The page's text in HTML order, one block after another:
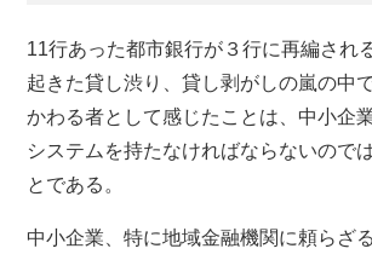
11行あった都市銀行が３行に再編され
起きた貸し渋り、貸し剥がしの嵐の中
かわる者として感じたことは、中小企
システムを持たなければならないので
とである。
中小企業、特に地域金融機関に頼らざ